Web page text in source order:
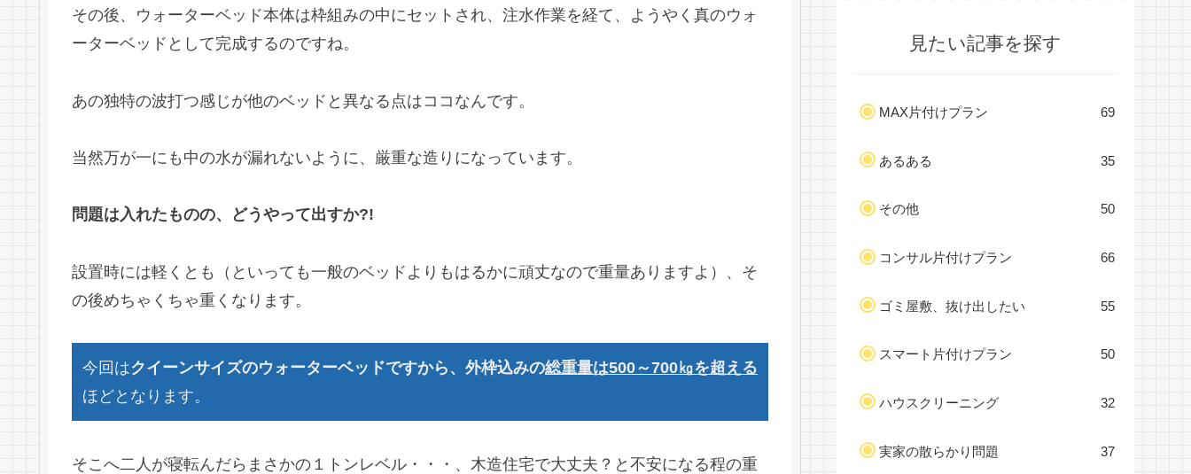
その後、ウォーターベッド本体は枠組みの中にセットされ、注水作業を経て、ようやく真のウォ
ーターベッドとして完成するのですね。
あの独特の波打つ感じが他のベッドと異なる点はココなんです。
当然万が一にも中の水が漏れないように、厳重な造りになっています。
問題は入れたものの、どうやって出すか?!
設置時には軽くとも（といっても一般のベッドよりもはるかに頑丈なので重量ありますよ）、そ
の後めちゃくちゃ重くなります。
今回はクイーンサイズのウォーターベッドですから、外枠込みの総重量は500～700㎏を超える
ほどとなります。
そこへ二人が寝転んだらまさかの１トンレベル・・・、木造住宅で大丈夫？と不安になる程の重
見たい記事を探す
MAX片付けプラン 69
あるある 35
その他 50
コンサル片付けプラン 66
ゴミ屋敷、抜け出したい 55
スマート片付けプラン 50
ハウスクリーニング 32
実家の散らかり問題 37